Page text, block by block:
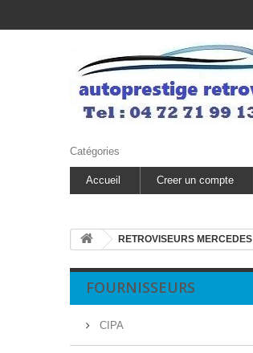
Catégories
Accueil Creer un compte
RETROVISEURS MERCEDES
FOURNISSEURS
CIPA